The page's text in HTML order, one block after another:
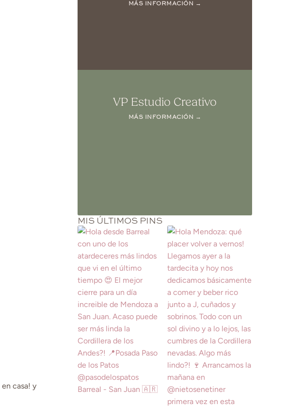
en casa! y
MÁS INFORMACIÓN →
VP Estudio Creativo
MÁS INFORMACIÓN →
MIS ÚLTIMOS PINS